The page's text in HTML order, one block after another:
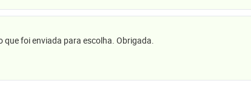
foi enviada para escolha. Obrigada.